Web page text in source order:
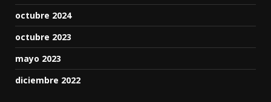
octubre 2024
octubre 2023
mayo 2023
diciembre 2022